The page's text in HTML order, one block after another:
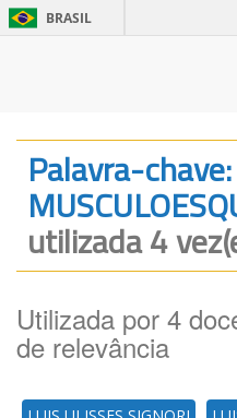
BRASIL
Palavra-chave:
utilizada 4
Utilizada por 4
de relevância